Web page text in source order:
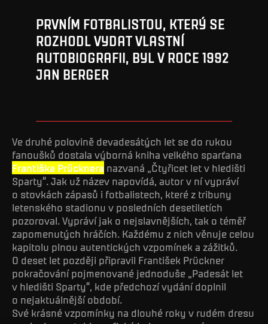
PRVNÍM FOTBALISTOU, KTERÝ SE
ROZHODL VYDAT VLASTNÍ
AUTOBIOGRAFII, BYL V ROCE 1992
JAN BERGER
Ve druhé polovině devadesátých let se do rukou
fanoušků dostala výborná kniha velkého sparťana
Františka Prücknera nazvaná „Čtyřicet let v hledišti
Sparty“. Jak už název napovídá, autor v ní vypráví
o stovkách zápasů i fotbalistech, které z tribuny
letenského stadionu v posledních desetiletích
pozoroval. Vypráví jak o nejslavnějších, tak o téměř
zapomenutých hráčích. Každému z nich věnuje celou
kapitolu plnou autentických vzpomínek a zážitků.
O deset let později připravil František Prückner
pokračování pojmenované jednoduše „Padesát let
v hledišti Sparty“, kde předchozí vydání doplnil
o nejaktuálnější období.
Své krásné vzpomínky na dlouhé roky v rudém dresu